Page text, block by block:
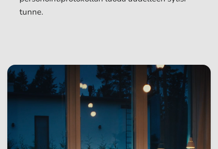
tunne.